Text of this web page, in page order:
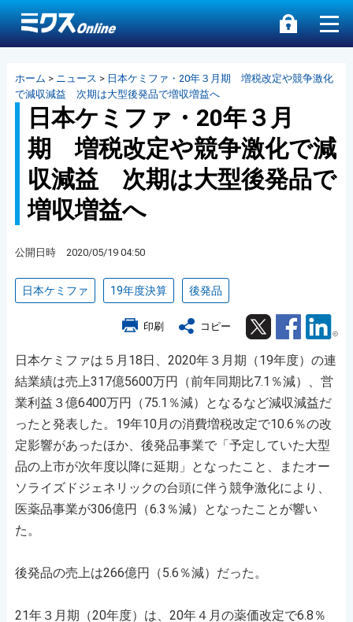
ホーム > ニュース > 日本ケミファ・20年３月期 増税改定や競争激化
で減収減益 次期は大型後発品で増収増益へ
日本ケミファ・20年３月
期 増税改定や競争激化で減
収減益 次期は大型後発品で
増収増益へ
公開日時 2020/05/19 04:50
日本ケミファ 19年度決算 後発品
印刷 コピー Twitter Facebook
日本ケミファは５月18日、2020年３月期（19年度）の連
結業績は売上317億5600万円（前年同期比7.1％減）、営
業利益３億6400万円（75.1％減）となるなど減収減益だ
ったと発表した。19年10月の消費増税改定で10.6％の改
定影響があったほか、後発品事業で「予定していた大型
品の上市が次年度以降に延期」となったこと、またオー
ソライズドジェネリックの台頭に伴う競争激化により、
医薬品事業が306億円（6.3％減）となったことが響い
た。
後発品の売上は266億円（5.6％減）だった。
21年３月期（20年度）は、20年４月の薬価改定で6.8％